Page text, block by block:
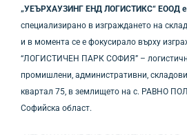
„УЕЪРХАУЗИНГ ЕНД ЛОГИСТИКС“ ЕООД е
специализирано в изграждането на
и в момента се е фокусирало върху
“ЛОГИСТИЧЕН ПАРК СОФИЯ” –
промишлени, административни,
квартал 75, в землището на с. РАВНО
Софийска област.